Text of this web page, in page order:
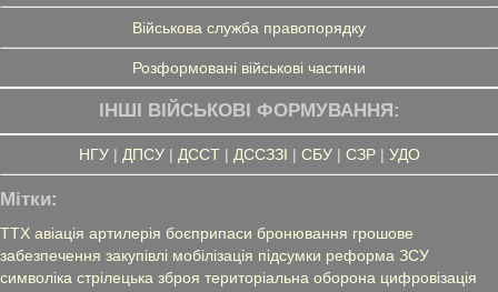
Військова служба правопорядку
Розформовані військові частини
ІНШІ ВІЙСЬКОВІ ФОРМУВАННЯ:
НГУ| ДПСУ| ДССТ| ДССЗЗІ | СБУ| СЗР| УДО
Мітки:
ТТХ авіація артилерія боєприпаси бронювання грошове
забезпечення закупівлі мобілізація підсумки реформа ЗСУ
символіка стрілецька зброя територіальна оборона цифровізація